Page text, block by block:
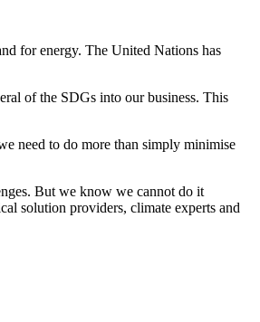
for energy. The United Nations has
of the SDGs into our business. This
need to do more than simply minimise
But we know we cannot do it
solution providers, climate experts and